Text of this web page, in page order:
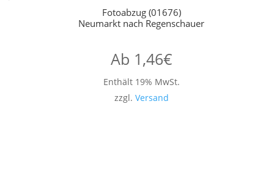
Fotoabzug (01676)
Neumarkt nach Regenschauer
Ab 1,46€
Enthält 19% MwSt.
zzgl. Versand